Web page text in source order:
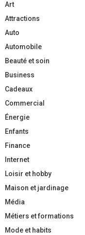
Art
Attractions
Auto
Automobile
Beauté et soin
Business
Cadeaux
Commercial
Énergie
Enfants
Finance
Internet
Loisir et hobby
Maison et jardinage
Média
Métiers et formations
Mode et habits